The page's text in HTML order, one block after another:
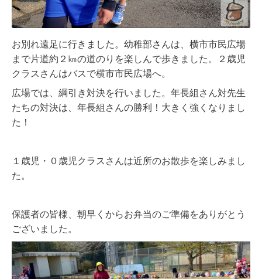
お別れ遠足に行きました。幼稚部さんは、横市市民広場
まで片道約２㎞の道のりを楽しんで歩きました。２歳児
クラスさんはバスで横市市民広場へ。
広場では、綱引き対決を行いました。年長組さん対先生
たちの対決は、年長組さんの勝利！大きく強くなりまし
た！
１歳児・０歳児クラスさんは近所のお散歩を楽しみまし
た。
保護者の皆様、朝早くからお弁当のご準備をありがとう
ございました。